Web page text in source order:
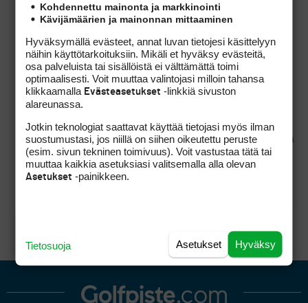
Kysymys siitä MITEN kutakin pelioikeuden
käyttötapaa säädellään ei em. yhtiöjärjestyksen
asianmukaisen formuloinnin jälkeen ole
kuitenkaan enää juridinen kysymys. Kun
MITEN tämä säätely kannattaisi järjestellä.
Tämä on se kohta, missä minusta mennään tällä
hetkellä pieleen – kinastellaan mikä on
’laillista’, vaikka tosiasiallisesti lähes mikä
tahansa haluttu lopputulos voidaan saavuttaa
Kohdennettu mainonta ja markkinointi
Kävijämäärien ja mainonnan mittaaminen
Hyväksymällä evästeet, annat luvan tietojesi käsittelyyn
näihin käyttötarkoituksiin. Mikäli et hyväksy evästeitä,
osa palveluista tai sisällöistä ei välttämättä toimi
optimaalisesti. Voit muuttaa valintojasi milloin tahansa
klikkaamalla Evästeasetukset -linkkiä sivuston
alareunassa.
Jotkin teknologiat saattavat käyttää tietojasi myös ilman
suostumustasi, jos niillä on siihen oikeutettu peruste
(esim. sivun tekninen toimivuus). Voit vastustaa tätä tai
muuttaa kaikkia asetuksiasi valitsemalla alla olevan
Asetukset -painikkeen.
Hyväksy
Asetukset
Tietosuoja